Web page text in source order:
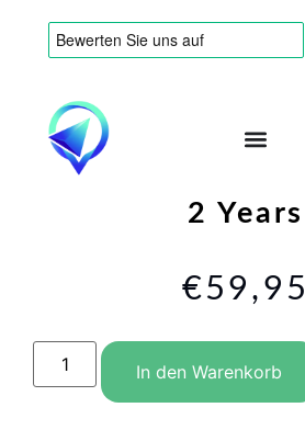
2 Years
€59,95
In den Warenkorb